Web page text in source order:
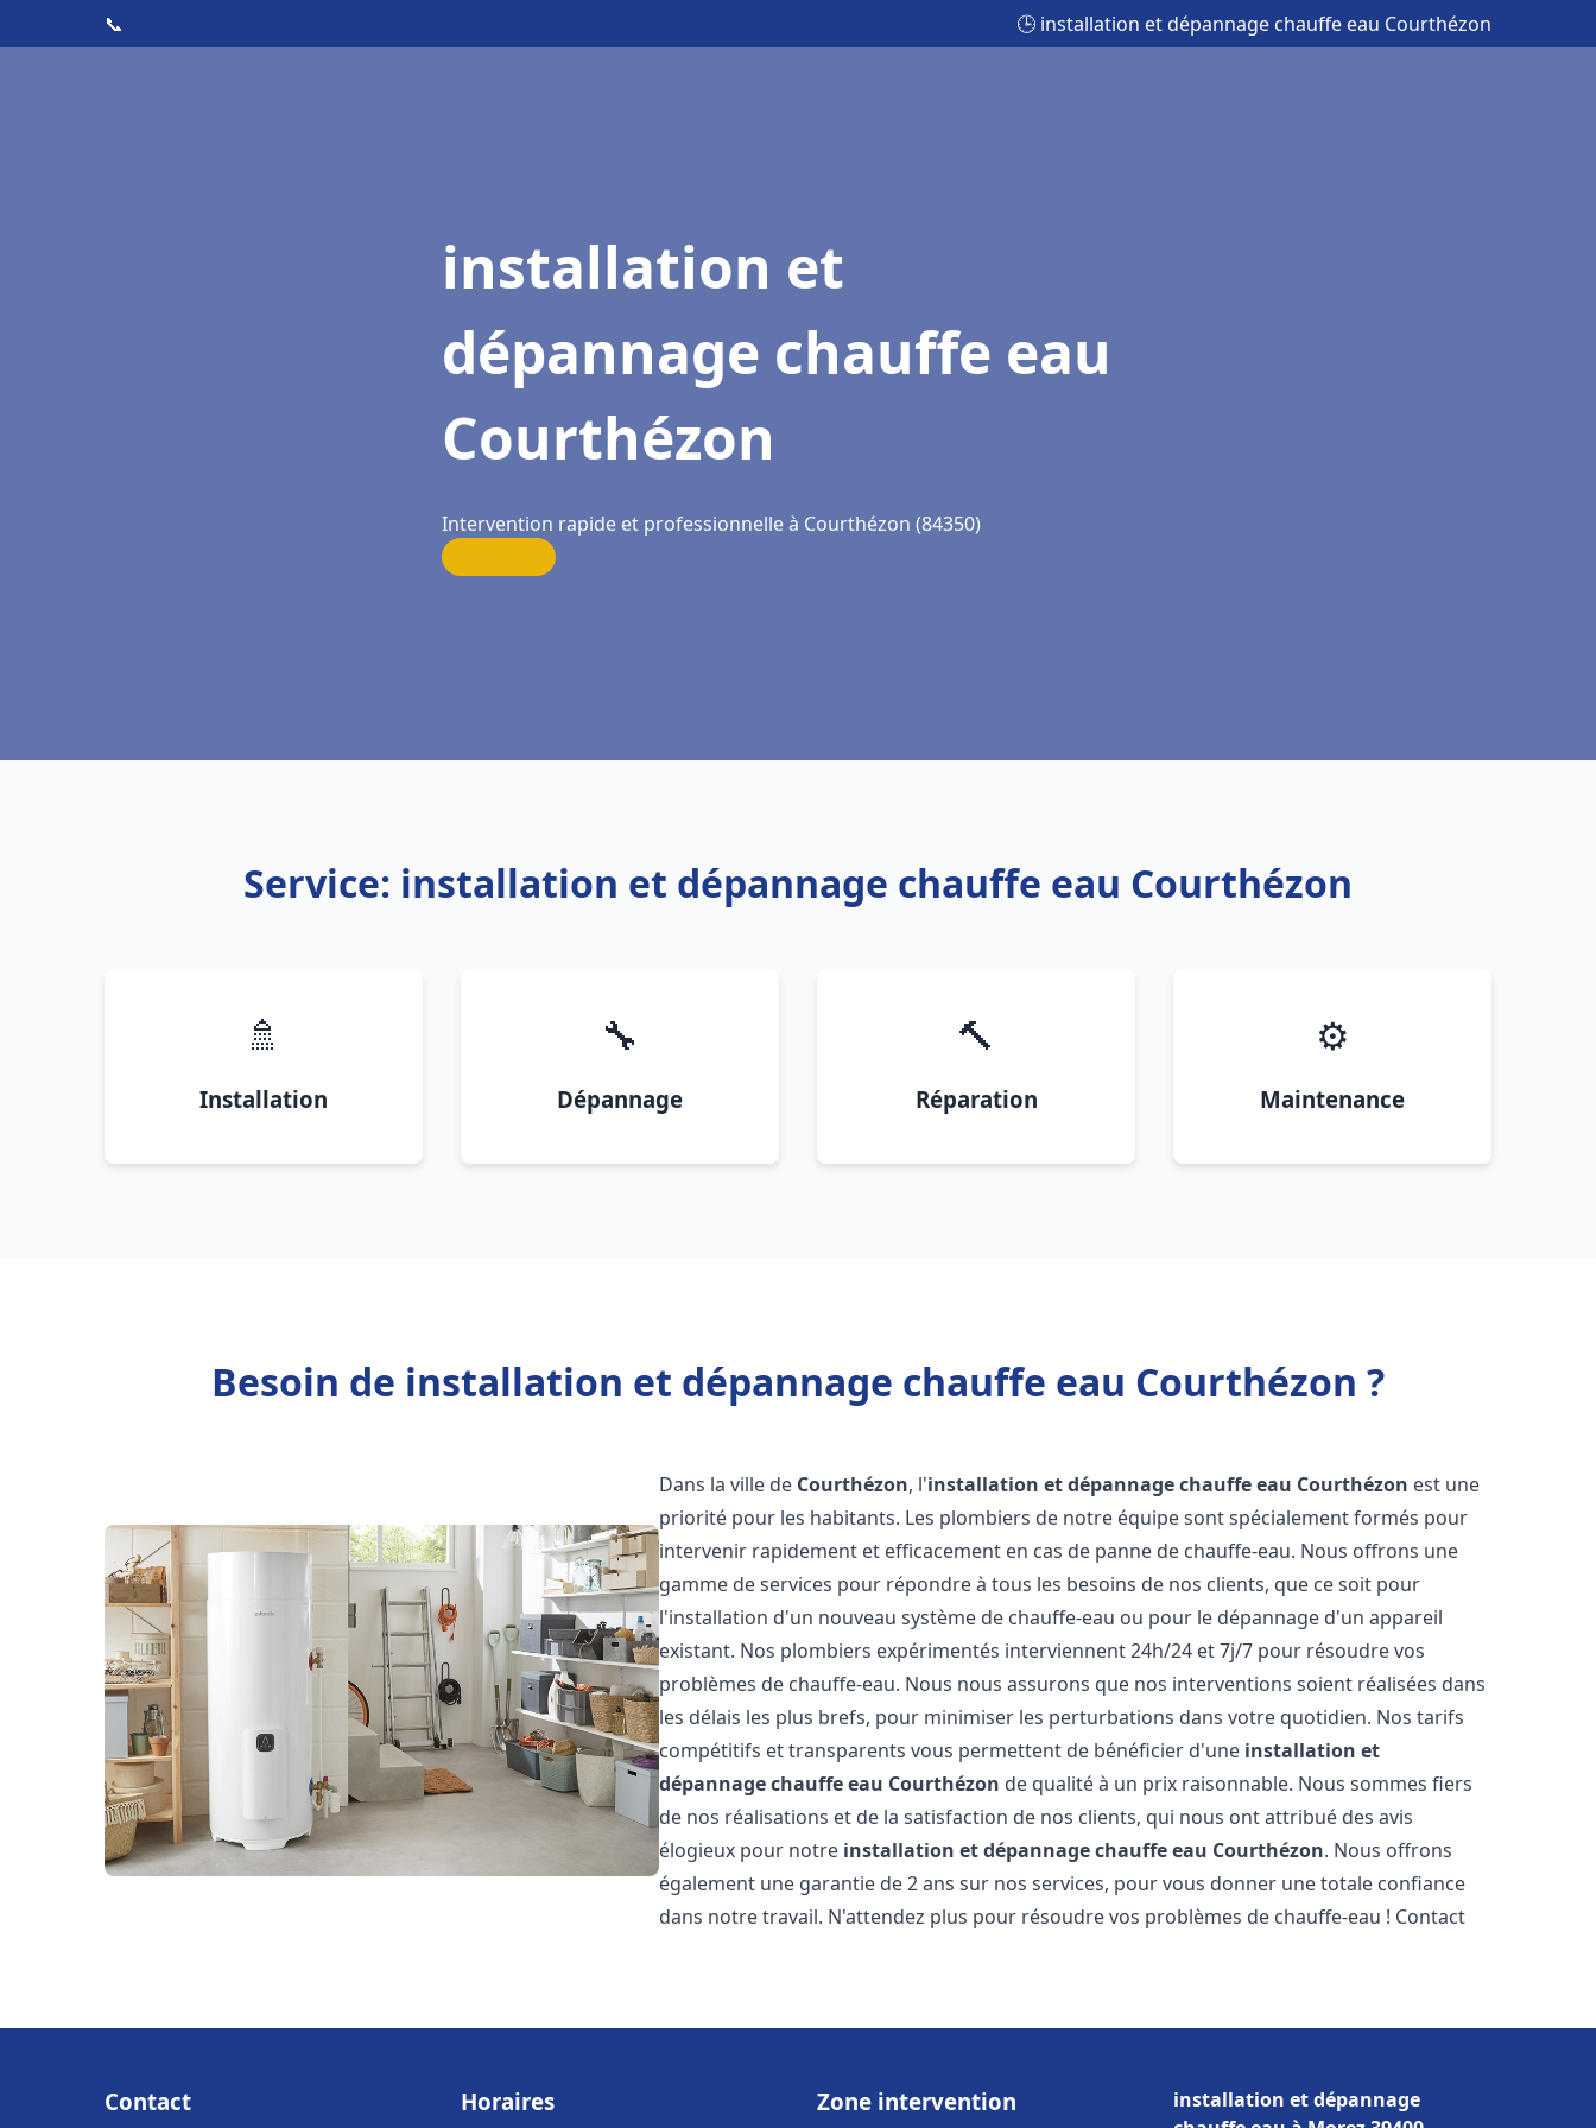
📞 🕒 installation et dépannage chauffe eau Courthézon
installation et
dépannage chauffe eau
Courthézon
Intervention rapide et professionnelle à Courthézon (84350)
Service: installation et dépannage chauffe eau Courthézon
🚿
Installation
🔧
Dépannage
🔨
Réparation
⚙️
Maintenance
Besoin de installation et dépannage chauffe eau Courthézon ?
Dans la ville de Courthézon, l'installation et dépannage chauffe eau Courthézon est une
priorité pour les habitants. Les plombiers de notre équipe sont spécialement formés pour
intervenir rapidement et efficacement en cas de panne de chauffe-eau. Nous offrons une
gamme de services pour répondre à tous les besoins de nos clients, que ce soit pour
l'installation d'un nouveau système de chauffe-eau ou pour le dépannage d'un appareil
existant. Nos plombiers expérimentés interviennent 24h/24 et 7j/7 pour résoudre vos
problèmes de chauffe-eau. Nous nous assurons que nos interventions soient réalisées dans
les délais les plus brefs, pour minimiser les perturbations dans votre quotidien. Nos tarifs
compétitifs et transparents vous permettent de bénéficier d'une installation et
dépannage chauffe eau Courthézon de qualité à un prix raisonnable. Nous sommes fiers
de nos réalisations et de la satisfaction de nos clients, qui nous ont attribué des avis
élogieux pour notre installation et dépannage chauffe eau Courthézon. Nous offrons
également une garantie de 2 ans sur nos services, pour vous donner une totale confiance
dans notre travail. N'attendez plus pour résoudre vos problèmes de chauffe-eau ! Contact
Contact Horaires Zone intervention
installation et dépannage